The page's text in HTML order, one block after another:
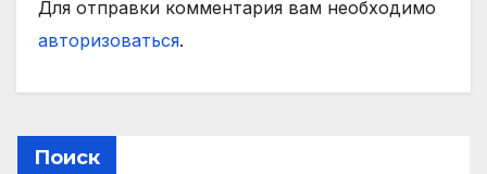
Для отправки комментария вам необходимо
авторизоваться.
Поиск